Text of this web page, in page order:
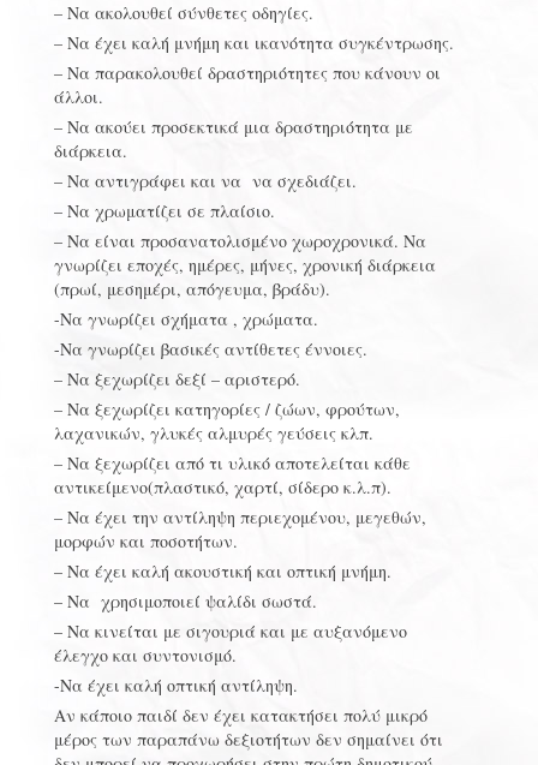
– Να ακολουθεί σύνθετες οδηγίες.
– Να έχει καλή μνήμη και ικανότητα συγκέντρωσης.
– Να παρακολουθεί δραστηριότητες που κάνουν οι
άλλοι.
– Να ακούει προσεκτικά μια δραστηριότητα με
διάρκεια.
– Να αντιγράφει και να να σχεδιάζει.
– Να χρωματίζει σε πλαίσιο.
– Να είναι προσανατολισμένο χωροχρονικά. Να
γνωρίζει εποχές, ημέρες, μήνες, χρονική διάρκεια
(πρωί, μεσημέρι, απόγευμα, βράδυ).
-Να γνωρίζει σχήματα , χρώματα.
-Να γνωρίζει βασικές αντίθετες έννοιες.
– Να ξεχωρίζει δεξί – αριστερό.
– Να ξεχωρίζει κατηγορίες / ζώων, φρούτων,
λαχανικών, γλυκές αλμυρές γεύσεις κλπ.
– Να ξεχωρίζει από τι υλικό αποτελείται κάθε
αντικείμενο(πλαστικό, χαρτί, σίδερο κ.λ.π).
– Να έχει την αντίληψη περιεχομένου, μεγεθών,
μορφών και ποσοτήτων.
– Να έχει καλή ακουστική και οπτική μνήμη.
– Να χρησιμοποιεί ψαλίδι σωστά.
– Να κινείται με σιγουριά και με αυξανόμενο
έλεγχο και συντονισμό.
-Να έχει καλή οπτική αντίληψη.
Αν κάποιο παιδί δεν έχει κατακτήσει πολύ μικρό
μέρος των παραπάνω δεξιοτήτων δεν σημαίνει ότι